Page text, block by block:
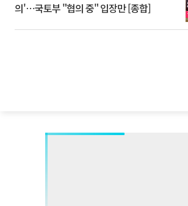
의'⋯국토부 "협의 중" 입장만 [종합]